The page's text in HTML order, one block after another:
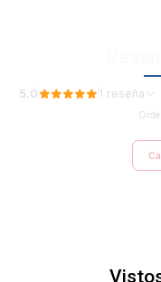
5.0 1 reseña